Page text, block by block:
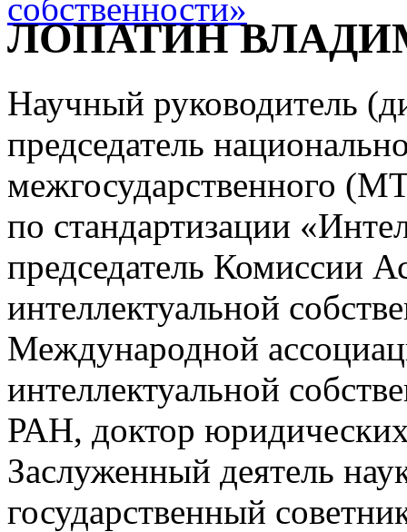
ЛОПАТИН
Научный руководитель
председатель
межгосударственного
по стандартизации
председатель Комиссии
интеллектуальной
Международной
интеллектуальной
РАН, доктор
Заслуженный деятель
государственный